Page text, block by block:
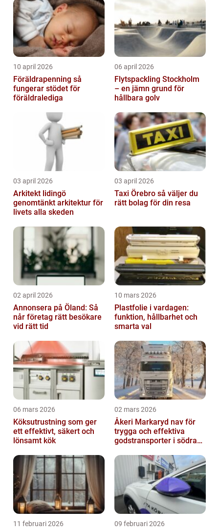
10 april 2026
Föräldrapenning så
fungerar stödet för
föräldralediga
06 april 2026
Flytspackling Stockholm
– en jämn grund för
hållbara golv
03 april 2026
Arkitekt lidingö
genomtänkt arkitektur för
livets alla skeden
03 april 2026
Taxi Örebro så väljer du
rätt bolag för din resa
02 april 2026
Annonsera på Öland: Så
når företag rätt besökare
vid rätt tid
10 mars 2026
Plastfolie i vardagen:
funktion, hållbarhet och
smarta val
06 mars 2026
Köksutrustning som ger
ett effektivt, säkert och
lönsamt kök
02 mars 2026
Åkeri Markaryd nav för
trygga och effektiva
godstransporter i södra
11 februari 2026 09 februari 2026